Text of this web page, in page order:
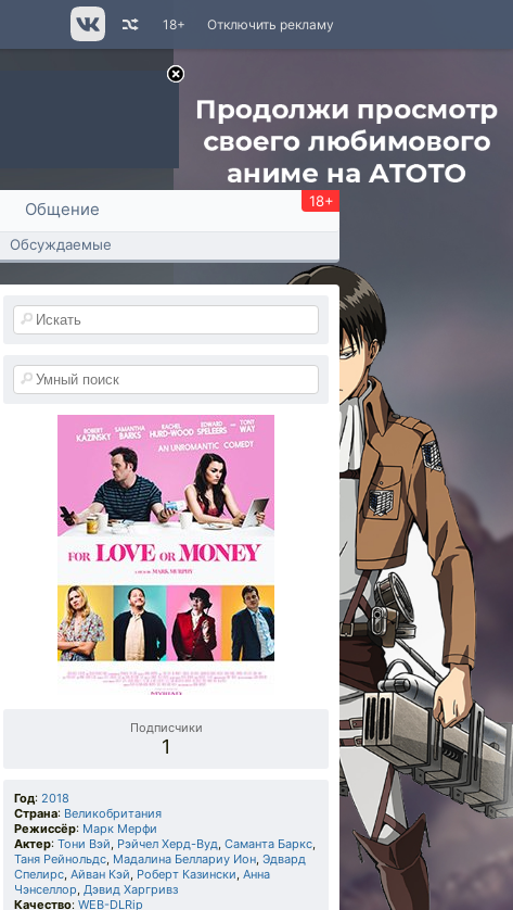
Отключить рекламу
18+
Общение 18+
Обсуждаемые
Подписчики
1
Год: 2018
Страна: Великобритания
Режиссёр: Марк Мерфи
Актер: Тони Вэй, Рэйчел Херд-Вуд, Саманта Баркс,
Таня Рейнольдс, Мадалина Беллариу Ион, Эдвард
Спелирс, Айван Кэй, Роберт Казински, Анна
Чэнселлор, Дэвид Харгривз
Качество: WEB-DLRip